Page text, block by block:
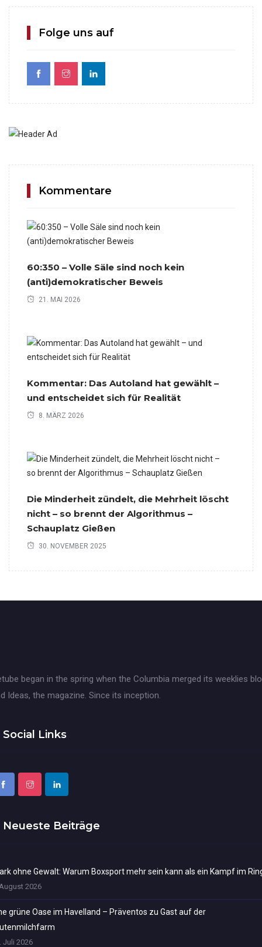
Folge uns auf
Kommentare
60:350 – Volle Säle sind noch kein
(anti)demokratischer Beweis
21. MAI 2026
Kommentar: Das Autoland hat gewählt –
und entscheidet sich für Realität
8. MÄRZ 2026
Die Minderheit zündelt, die Mehrheit löscht
nicht – so brennt der Algorithmus –
Schauplatz Gießen
30. NOVEMBER 2025
began in the spring when the Columbia merged its weeklies
Ideas, the magazine. Since its inception.
Social Links
Neueste Beiträge
ohne Gewalt: Warum Boxsport mehr sein kann als ein Kampf im
2026
grüne Oase im Havelland – Präventos zu Gast auf der
Juli 2026